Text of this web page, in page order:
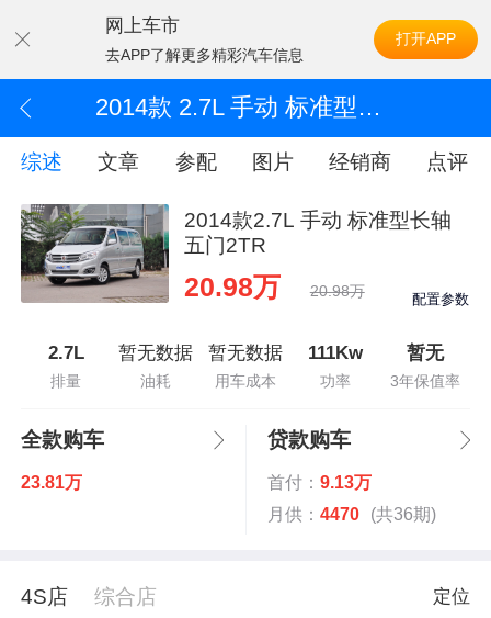
网上车市
去APP了解更多精彩汽车信息
打开APP
2014款 2.7L 手动 标准型长轴五门2TR
综述 文章 参配 图片 经销商 点评
2014款2.7L 手动 标准型长轴
五门2TR
20.98万 20.98万 配置参数
2.7L
排量
暂无数据
油耗
暂无数据
用车成本
111Kw
功率
暂无
3年保值率
全款购车
23.81万
贷款购车
首付： 9.13万
月供： 4470 (共36期)
4S店 综合店 定位